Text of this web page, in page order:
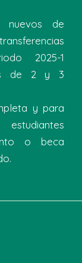
nuevos de
2025-1
de 2 y 3
y para
o beca